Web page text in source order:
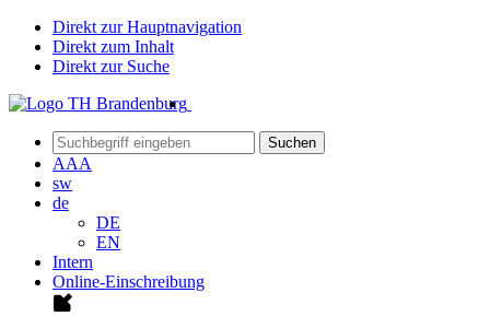
Direkt zur Hauptnavigation
Direkt zum Inhalt
Direkt zur Suche
Suchen
AAA
sw
de
DE
EN
Intern
Online-Einschreibung